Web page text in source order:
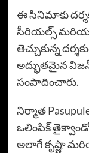
ఈ సినిమాకు
సీరియల్స్ మరియు
తెచ్చుకున్న
అద్భుతమైన విజన్
సంపాదించారు.
నిర్మాత
ఒలింపిక్
అలాగే కృష్ణా